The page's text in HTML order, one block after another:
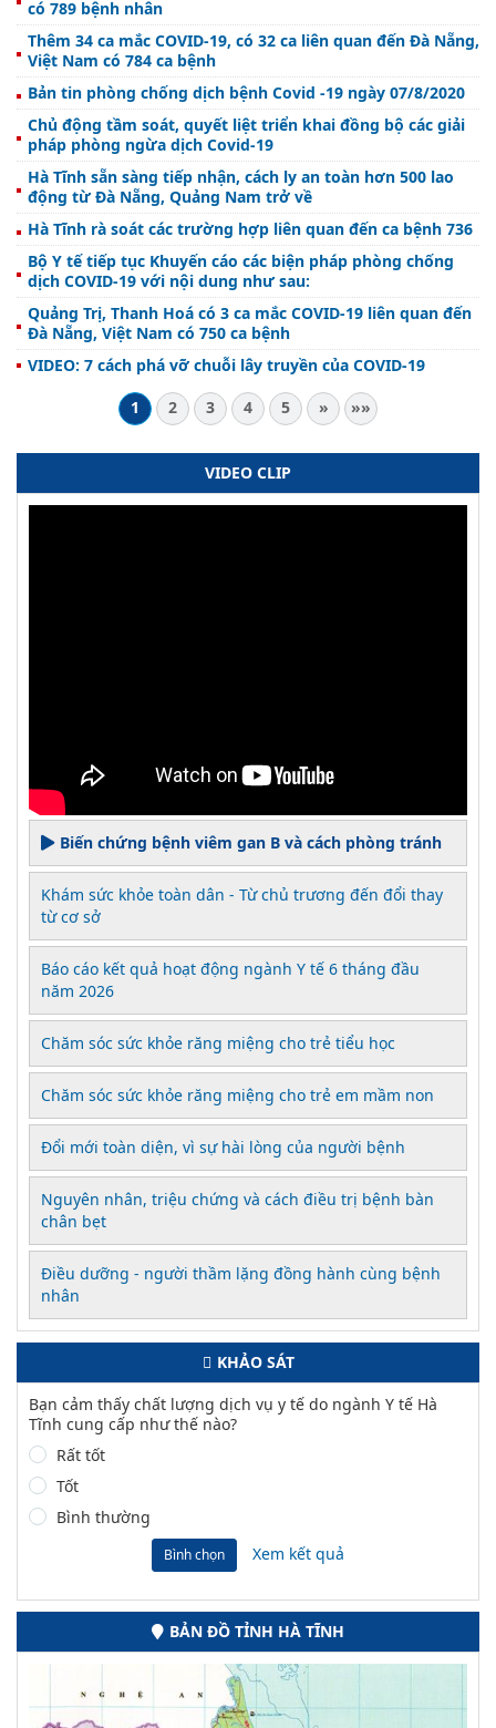
có 789 bệnh nhân
Thêm 34 ca mắc COVID-19, có 32 ca liên quan đến Đà Nẵng,
Việt Nam có 784 ca bệnh
Bản tin phòng chống dịch bệnh Covid -19 ngày 07/8/2020
Chủ động tầm soát, quyết liệt triển khai đồng bộ các giải
pháp phòng ngừa dịch Covid-19
Hà Tĩnh sẵn sàng tiếp nhận, cách ly an toàn hơn 500 lao
động từ Đà Nẵng, Quảng Nam trở về
Hà Tĩnh rà soát các trường hợp liên quan đến ca bệnh 736
Bộ Y tế tiếp tục Khuyến cáo các biện pháp phòng chống
dịch COVID-19 với nội dung như sau:
Quảng Trị, Thanh Hoá có 3 ca mắc COVID-19 liên quan đến
Đà Nẵng, Việt Nam có 750 ca bệnh
VIDEO: 7 cách phá vỡ chuỗi lây truyền của COVID-19
1
2 3 4 5 » »»
VIDEO CLIP
Biến chứng bệnh viêm gan B và cách phòng tránh
Khám sức khỏe toàn dân - Từ chủ trương đến đổi thay
từ cơ sở
Báo cáo kết quả hoạt động ngành Y tế 6 tháng đầu
năm 2026
Chăm sóc sức khỏe răng miệng cho trẻ tiểu học
Chăm sóc sức khỏe răng miệng cho trẻ em mầm non
Đổi mới toàn diện, vì sự hài lòng của người bệnh
Nguyên nhân, triệu chứng và cách điều trị bệnh bàn
chân bẹt
Điều dưỡng - người thầm lặng đồng hành cùng bệnh
nhân
KHẢO SÁT
Bạn cảm thấy chất lượng dịch vụ y tế do ngành Y tế Hà
Tĩnh cung cấp như thế nào?
Rất tốt
Tốt
Bình thường
Bình chọn Xem kết quả
BẢN ĐỒ TỈNH HÀ TĨNH